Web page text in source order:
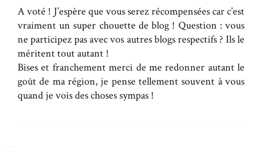
A voté ! J’espère que vous serez récompensées car c’est
vraiment un super chouette de blog ! Question : vous
ne participez pas avec vos autres blogs respectifs ? Ils le
méritent tout autant !
Bises et franchement merci de me redonner autant le
goût de ma région, je pense tellement souvent à vous
quand je vois des choses sympas !